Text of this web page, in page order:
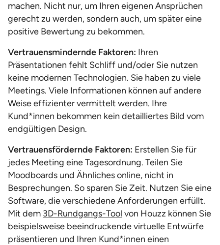
machen. Nicht nur, um Ihren eigenen Ansprüchen
gerecht zu werden, sondern auch, um später eine
positive Bewertung zu bekommen.
Vertrauensmindernde Faktoren: Ihren
Präsentationen fehlt Schliff und/oder Sie nutzen
keine modernen Technologien. Sie haben zu viele
Meetings. Viele Informationen können auf andere
Weise effizienter vermittelt werden. Ihre
Kund*innen bekommen kein detailliertes Bild vom
endgültigen Design.
Vertrauensfördernde Faktoren: Erstellen Sie für
jedes Meeting eine Tagesordnung. Teilen Sie
Moodboards und Ähnliches online, nicht in
Besprechungen. So sparen Sie Zeit. Nutzen Sie eine
Software, die verschiedene Anforderungen erfüllt.
Mit dem 3D-Rundgangs-Tool von Houzz können Sie
beispielsweise beeindruckende virtuelle Entwürfe
präsentieren und Ihren Kund*innen einen